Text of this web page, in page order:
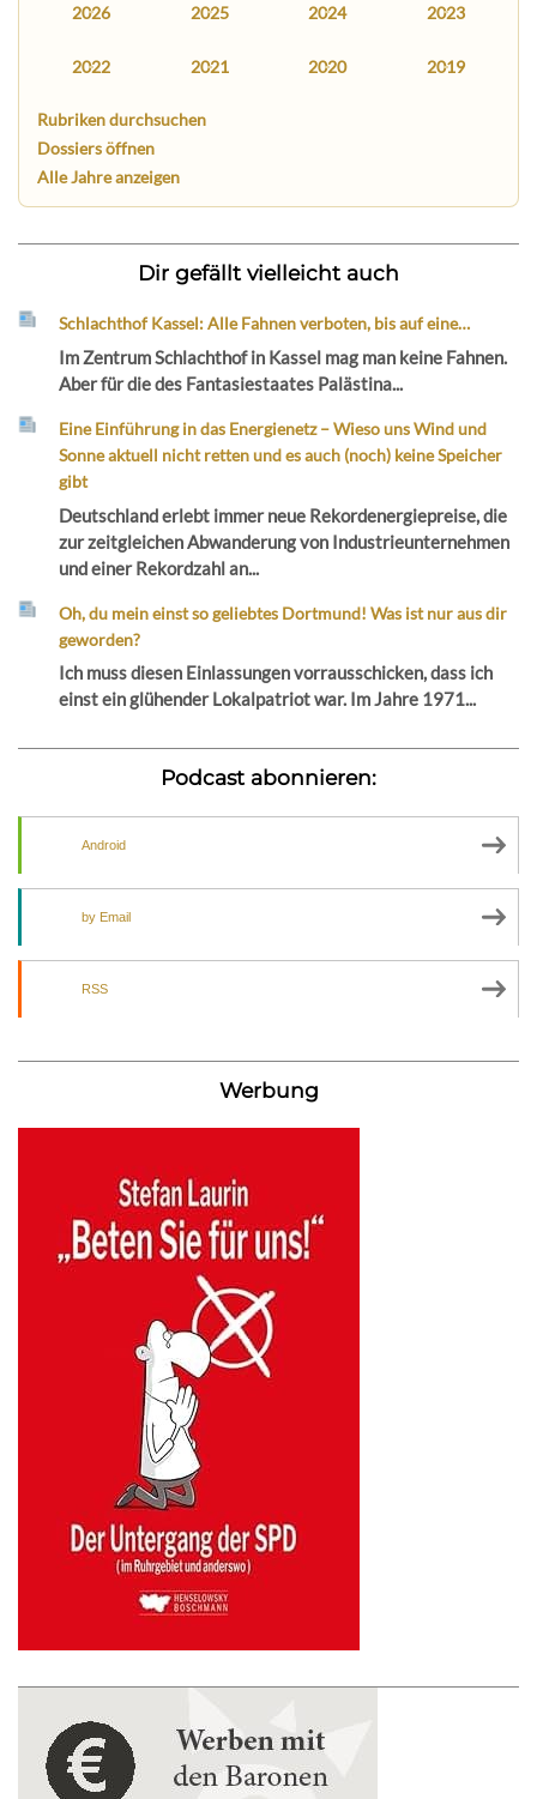
2026 2025 2024 2023
2022 2021 2020 2019
Rubriken durchsuchen
Dossiers öffnen
Alle Jahre anzeigen
Dir gefällt vielleicht auch
Schlachthof Kassel: Alle Fahnen verboten, bis auf eine…
Im Zentrum Schlachthof in Kassel mag man keine Fahnen.
Aber für die des Fantasiestaates Palästina...
Eine Einführung in das Energienetz – Wieso uns Wind und
Sonne aktuell nicht retten und es auch (noch) keine Speicher
gibt
Deutschland erlebt immer neue Rekordenergiepreise, die
zur zeitgleichen Abwanderung von Industrieunternehmen
und einer Rekordzahl an...
Oh, du mein einst so geliebtes Dortmund! Was ist nur aus dir
geworden?
Ich muss diesen Einlassungen vorrausschicken, dass ich
einst ein glühender Lokalpatriot war. Im Jahre 1971...
Podcast abonnieren:
Android
by Email
RSS
Werbung